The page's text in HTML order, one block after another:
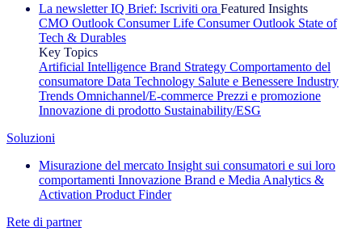
La newsletter IQ Brief: Iscriviti ora Featured Insights
CMO Outlook Consumer Life Consumer Outlook State of
Tech & Durables
Key Topics
Artificial Intelligence Brand Strategy Comportamento del
consumatore Data Technology Salute e Benessere Industry
Trends Omnichannel/E-commerce Prezzi e promozione
Innovazione di prodotto Sustainability/ESG
Soluzioni
Misurazione del mercato Insight sui consumatori e sui loro
comportamenti Innovazione Brand e Media Analytics &
Activation Product Finder
Rete di partner